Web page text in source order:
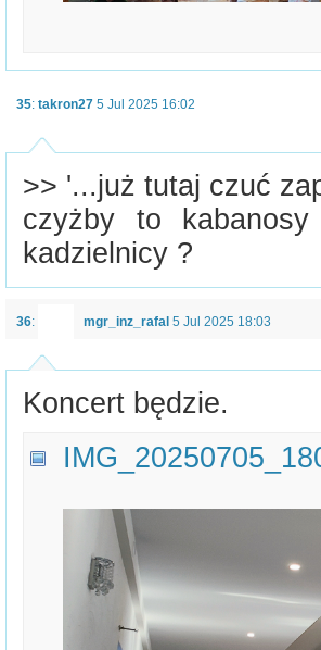
35: takron27 5 Jul 2025 16:02
>> '...już tutaj czuć
czyżby to
kadzielnicy ?
36: mgr_inz_rafal 5 Jul 2025 18:03
Koncert będzie.